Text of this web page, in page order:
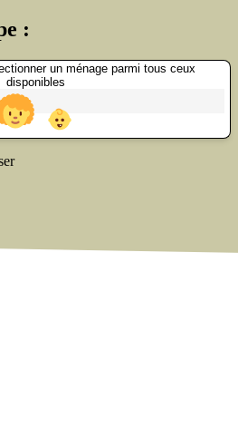
:
un ménage parmi tous ceux
disponibles